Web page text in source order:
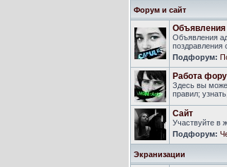
Форум и сайт
Объявления
Объявления
поздравления
Подфорум:
Работа
Здесь вы
правил;
Сайт
Участвуйте в
Подфорум:
Экранизации